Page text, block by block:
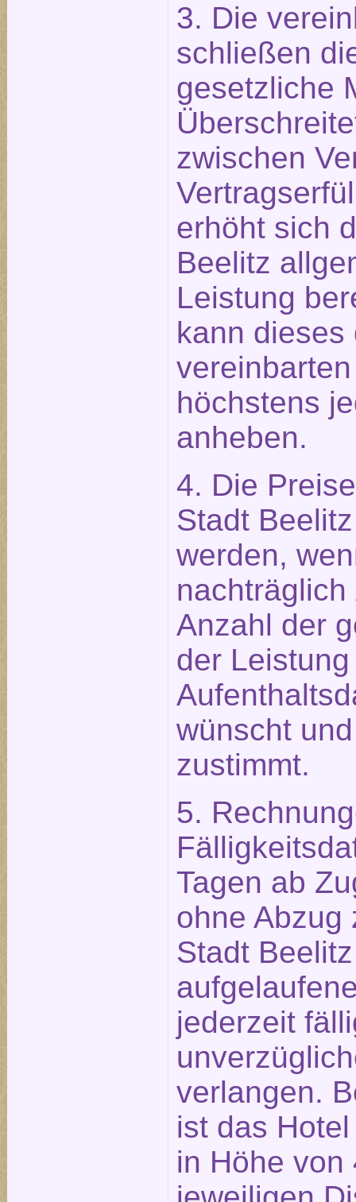
3. Die
schließen
gesetzliche
zwischen
erhöht sich
Beelitz
Leistung
kann dieses
höchstens
anheben.
4. Die
Stadt
werden,
Anzahl der
der
wünscht
zustimmt.
5.
Tagen ab
ohne Abzug
Stadt
jederzeit
verlangen.
ist das
in Höhe von